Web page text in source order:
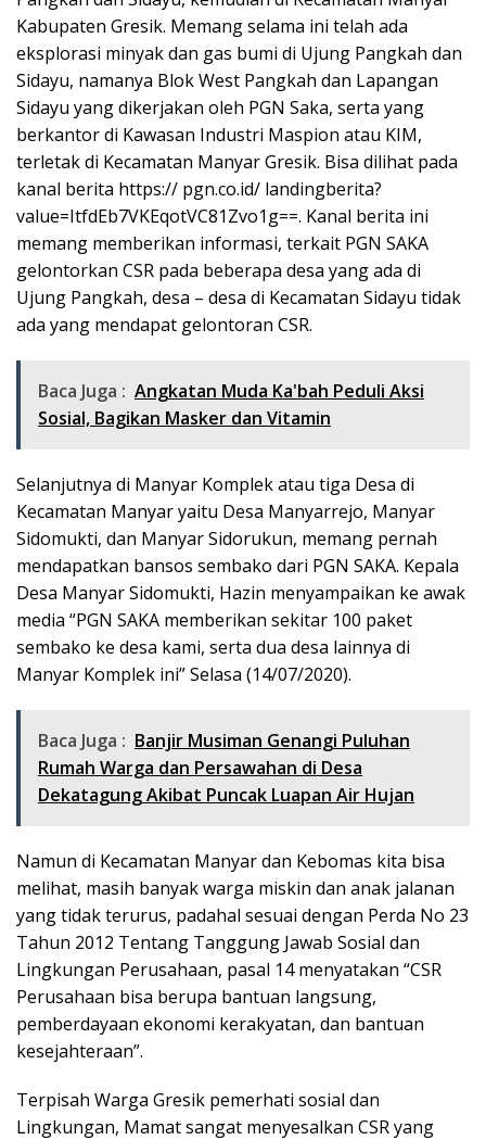
Kabupaten Gresik. Memang selama ini telah ada
eksplorasi minyak dan gas bumi di Ujung Pangkah dan
Sidayu, namanya Blok West Pangkah dan Lapangan
Sidayu yang dikerjakan oleh PGN Saka, serta yang
berkantor di Kawasan Industri Maspion atau KIM,
terletak di Kecamatan Manyar Gresik. Bisa dilihat pada
kanal berita https:// pgn.co.id/ landingberita?
value=ItfdEb7VKEqotVC81Zvo1g==. Kanal berita ini
memang memberikan informasi, terkait PGN SAKA
gelontorkan CSR pada beberapa desa yang ada di
Ujung Pangkah, desa – desa di Kecamatan Sidayu tidak
ada yang mendapat gelontoran CSR.
Baca Juga : Angkatan Muda Ka'bah Peduli Aksi
Sosial, Bagikan Masker dan Vitamin
Selanjutnya di Manyar Komplek atau tiga Desa di
Kecamatan Manyar yaitu Desa Manyarrejo, Manyar
Sidomukti, dan Manyar Sidorukun, memang pernah
mendapatkan bansos sembako dari PGN SAKA. Kepala
Desa Manyar Sidomukti, Hazin menyampaikan ke awak
media “PGN SAKA memberikan sekitar 100 paket
sembako ke desa kami, serta dua desa lainnya di
Manyar Komplek ini” Selasa (14/07/2020).
Baca Juga : Banjir Musiman Genangi Puluhan
Rumah Warga dan Persawahan di Desa
Dekatagung Akibat Puncak Luapan Air Hujan
Namun di Kecamatan Manyar dan Kebomas kita bisa
melihat, masih banyak warga miskin dan anak jalanan
yang tidak terurus, padahal sesuai dengan Perda No 23
Tahun 2012 Tentang Tanggung Jawab Sosial dan
Lingkungan Perusahaan, pasal 14 menyatakan “CSR
Perusahaan bisa berupa bantuan langsung,
pemberdayaan ekonomi kerakyatan, dan bantuan
kesejahteraan”.
Terpisah Warga Gresik pemerhati sosial dan
Lingkungan, Mamat sangat menyesalkan CSR yang